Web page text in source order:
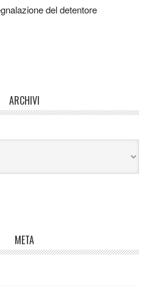
del detentore
ARCHIVI
META